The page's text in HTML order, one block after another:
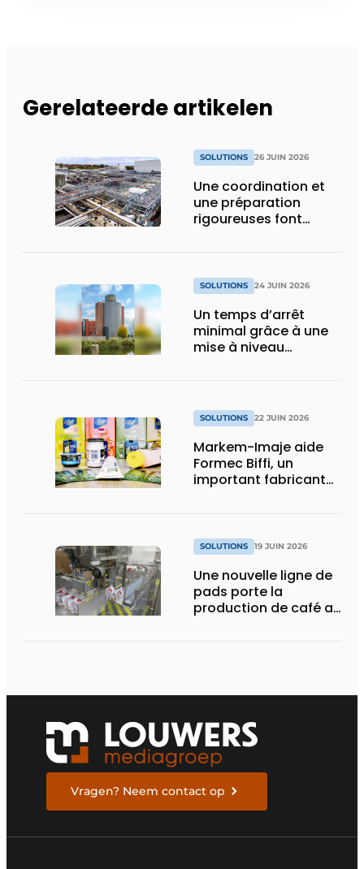
Gerelateerde artikelen
SOLUTIONS 26 JUIN 2026
Une coordination et
une préparation
rigoureuses font
SOLUTIONS 24 JUIN 2026
Un temps d’arrêt
minimal grâce à une
mise à niveau
SOLUTIONS 22 JUIN 2026
Markem-Imaje aide
Formec Biffi, un
important fabricant
SOLUTIONS 19 JUIN 2026
Une nouvelle ligne de
pads porte la
production de café au
Vragen? Neem contact op